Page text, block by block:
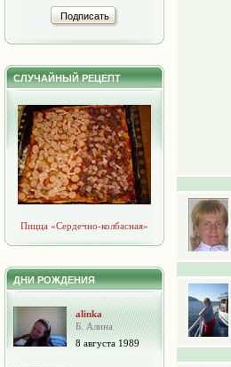
Подписать
СЛУЧАЙНЫЙ РЕЦЕПТ
Пицца «Сердечно-колбасная»
ДНИ РОЖДЕНИЯ
alinka
Б. Алина
8 августа 1989